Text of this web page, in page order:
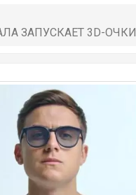
ЗАПУСКАЕТ 3D-ОЧКИ